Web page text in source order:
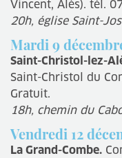
Vincent, Alès). tél.
20h, église Saint-
Mardi 9
Saint-Christol-lez-
Saint-Christol du
Gratuit.
18h, chemin du
Vendredi 12
La Grand-Combe.